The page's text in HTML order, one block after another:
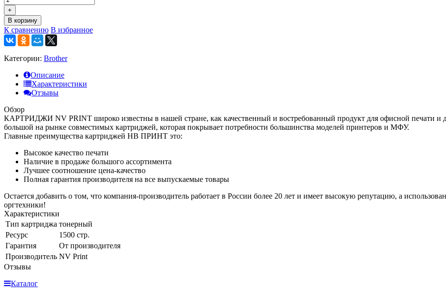
+
В корзину
К сравнению В избранное
Категории: Brother
Описание
Характеристики
Отзывы
Обзор
КАРТРИДЖИ NV PRINT широко известны в нашей стране, как качественный и востребованный продукт для офисной печати и
большой на рынке совместимых картриджей, которая покрывает потребности большинства моделей принтеров и МФУ.
Главные преимущества картриджей НВ ПРИНТ это:
Высокое качество печати
Наличие в продаже большого ассортимента
Лучшее соотношение цена-качество
Полная гарантия производителя на все выпускаемые товары
Остается добавить о том, что компания-производитель работает в России более 20 лет и имеет высокую репутацию, а
оргтехники!
Характеристики
Тип картриджа тонерный
Ресурс
1500 стр.
Гарантия
От производителя
Производитель NV Print
Отзывы
Каталог